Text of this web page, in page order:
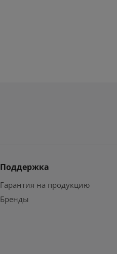
Поддержка
Гарантия на продукцию
Бренды